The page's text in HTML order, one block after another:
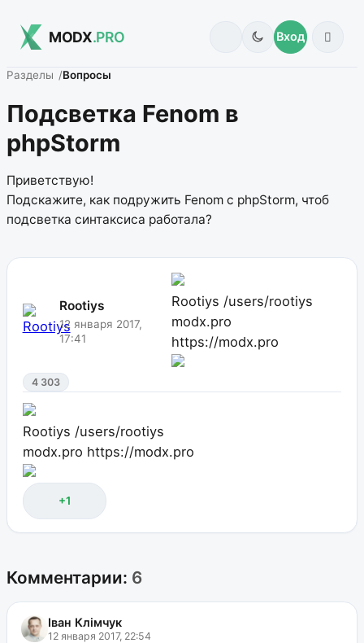
MODX.PRO Вход
Разделы Вопросы
Подсветка Fenom в
phpStorm
Приветствую!
Подскажите, как подружить Fenom с phpStorm, чтоб
подсветка синтаксиса работала?
Rootiys
12 января 2017,
17:41
Rootiys /users/rootiys
modx.pro
https://modx.pro
4 303
Rootiys /users/rootiys
modx.pro https://modx.pro
+1
Комментарии: 6
Іван Клімчук
12 января 2017, 22:54